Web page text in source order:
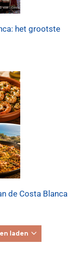
het grootste
de Costa Blanca
laden